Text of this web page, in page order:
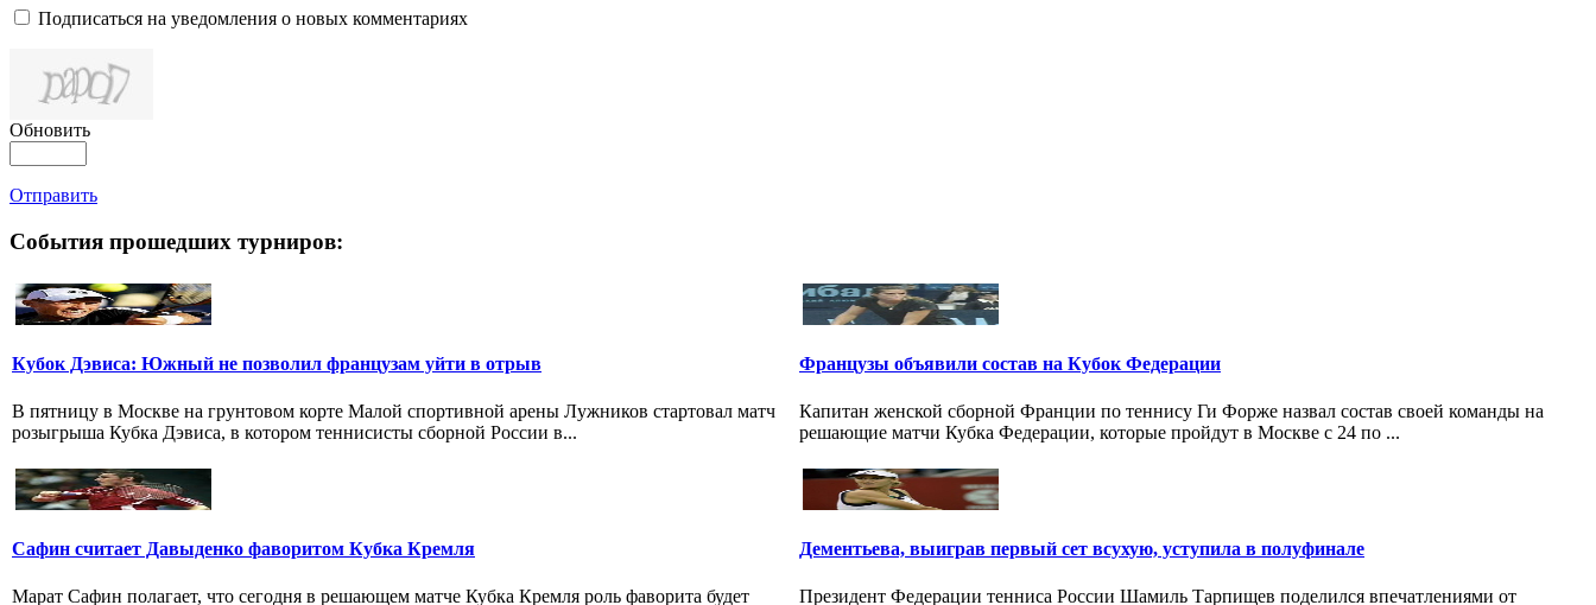
Подписаться на уведомления о новых комментариях
Обновить
Отправить
События прошедших турниров:
Кубок Дэвиса: Южный не позволил французам уйти в отрыв
В пятницу в Москве на грунтовом корте Малой спортивной арены Лужников стартовал матч
розыгрыша Кубка Дэвиса, в котором теннисисты сборной России в...
Французы объявили состав на Кубок Федерации
Капитан женской сборной Франции по теннису Ги Форже назвал состав своей команды на
решающие матчи Кубка Федерации, которые пройдут в Москве с 24 по ...
Сафин считает Давыденко фаворитом Кубка Кремля
Марат Сафин полагает, что сегодня в решающем матче Кубка Кремля роль фаворита будет
Дементьева, выиграв первый сет всухую, уступила в полуфинале
Президент Федерации тенниса России Шамиль Тарпищев поделился впечатлениями от